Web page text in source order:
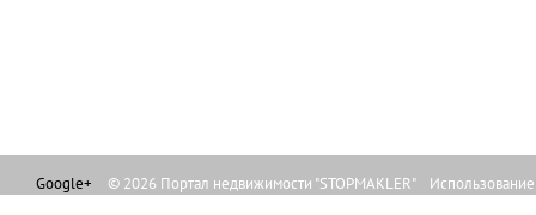
Google+ © 2026 Портал недвижимости "STOPMAKLER"